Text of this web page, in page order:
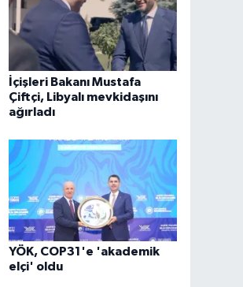
İçişleri Bakanı Mustafa
Çiftçi, Libyalı mevkidaşını
ağırladı
YÖK, COP31'e 'akademik
elçi' oldu